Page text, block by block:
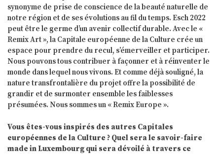
synonyme de prise de conscience de la beauté naturelle de
notre région et de ses évolutions au fil du temps. Esch 2022
peut être le germe d’un avenir collectif durable. Avec le «
Remix Art », la Capitale européenne de la Culture crée un
espace pour prendre du recul, s’émerveiller et participer.
Nous pouvons tous contribuer à façonner et à réinventer le
monde dans lequel nous vivons. Et comme déjà souligné, la
nature transfrontalière du projet offre la possibilité de
grandir et de surmonter ensemble les faiblesses
présumées. Nous sommes un « Remix Europe ».
Vous êtes-vous inspirés des autres Capitales
européennes de la Culture ? Quel sera le savoir-faire
made in Luxembourg qui sera dévoilé à travers ce